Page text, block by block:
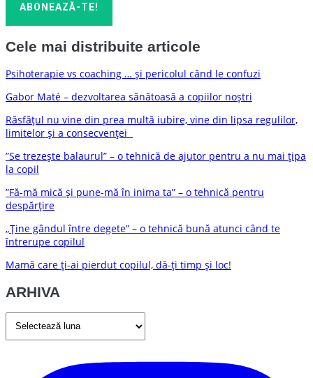
Cele mai distribuite articole
Psihoterapie vs coaching … și pericolul când le confuzi
Gabor Maté – dezvoltarea sănătoasă a copiilor noștri
Răsfățul nu vine din prea multă iubire, vine din lipsa regulilor,
limitelor și a consecvenței
”Se trezește balaurul” – o tehnică de ajutor pentru a nu mai țipa
la copil
”Fă-mă mică și pune-mă în inima ta” – o tehnică pentru
despărțire
„Ține gândul între degete” – o tehnică bună atunci când te
întrerupe copilul
Mamă care ți-ai pierdut copilul, dă-ți timp și loc!
ARHIVA